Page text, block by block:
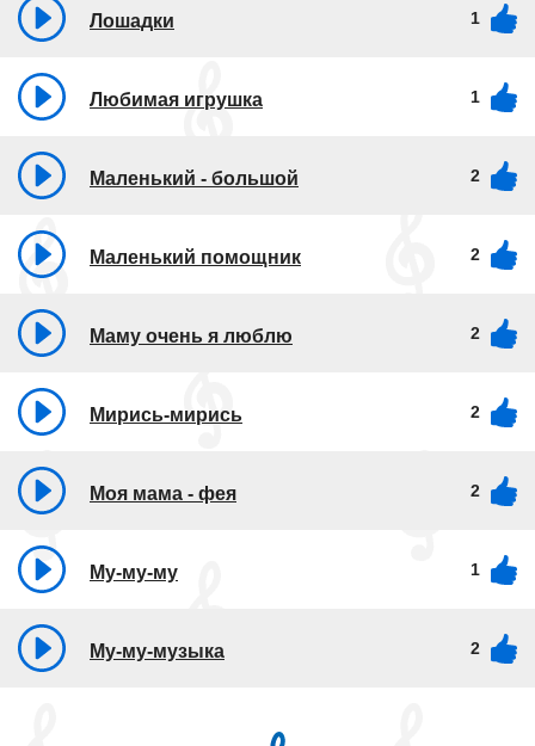
Лошадки 1
Любимая игрушка 1
Маленький - большой 2
Маленький помощник 2
Маму очень я люблю 2
Мирись-мирись 2
Моя мама - фея 2
Му-му-му 1
Му-му-музыка 2